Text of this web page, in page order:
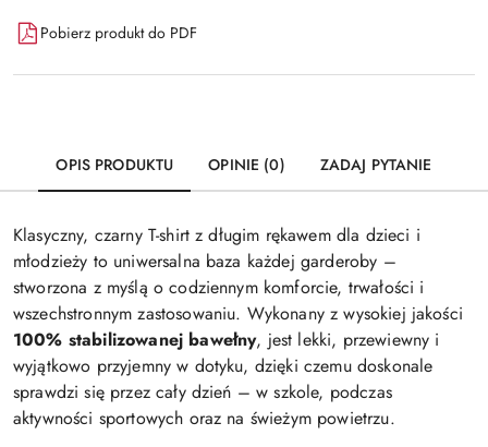
Pobierz produkt do PDF
OPIS PRODUKTU OPINIE (0) ZADAJ PYTANIE
Klasyczny, czarny T-shirt z długim rękawem dla dzieci i
młodzieży to uniwersalna baza każdej garderoby –
stworzona z myślą o codziennym komforcie, trwałości i
wszechstronnym zastosowaniu. Wykonany z wysokiej jakości
100% stabilizowanej bawełny, jest lekki, przewiewny i
wyjątkowo przyjemny w dotyku, dzięki czemu doskonale
sprawdzi się przez cały dzień – w szkole, podczas
aktywności sportowych oraz na świeżym powietrzu.